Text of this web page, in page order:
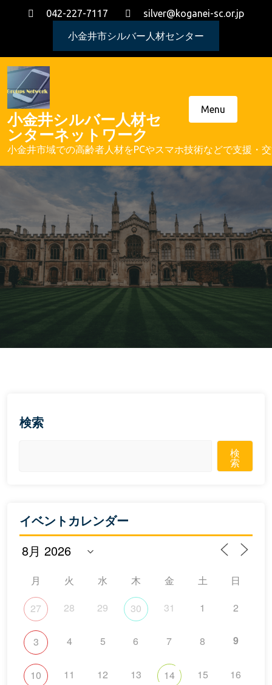
042-227-7117 silver@koganei-sc.or.jp
小金井市シルバー人材センター
小金井シルバー人材セ
ンターネットワーク
小金井市域での高齢者人材をPCやスマホ技術などで支援・
Menu
検索
検
索
イベントカレンダー
月 火 水 木 金 土 日
27 28 29 30 31 1 2
3 4 5 6 7 8 9
10 11 12 13 14 15 16